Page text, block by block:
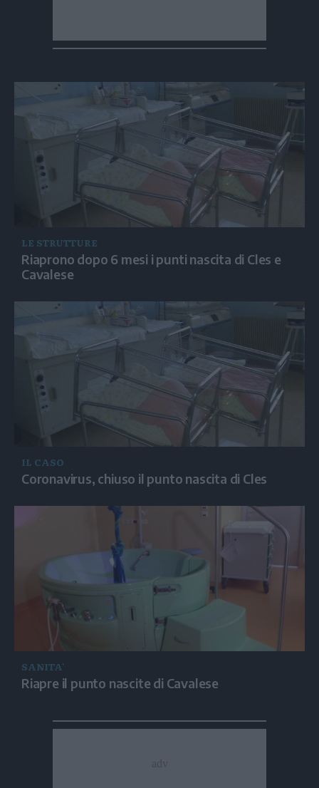
LE STRUTTURE
Riaprono dopo 6 mesi i punti nascita di Cles e
Cavalese
IL CASO
Coronavirus, chiuso il punto nascita di Cles
SANITA'
Riapre il punto nascite di Cavalese